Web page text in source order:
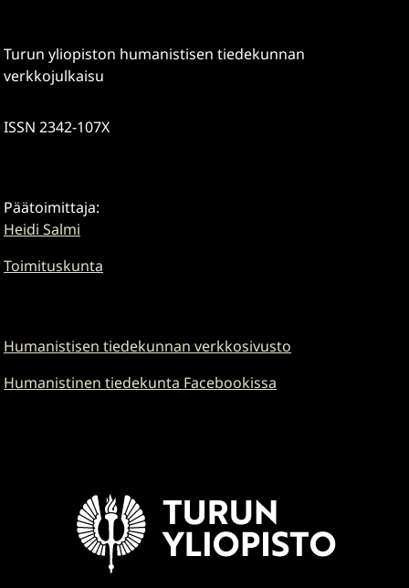
Turun yliopiston humanistisen tiedekunnan
verkkojulkaisu
ISSN 2342-107X
Päätoimittaja:
Heidi Salmi
Toimituskunta
Humanistisen tiedekunnan verkkosivusto
Humanistinen tiedekunta Facebookissa